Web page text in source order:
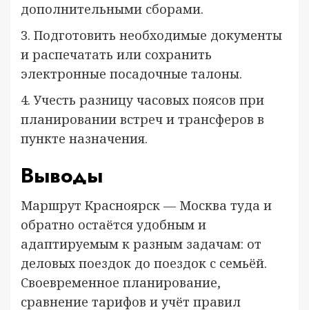
дополнительными сборами.
3. Подготовить необходимые документы
и распечатать или сохранить
электронные посадочные талоны.
4. Учесть разницу часовых поясов при
планировании встреч и трансферов в
пункте назначения.
Выводы
Маршрут Красноярск — Москва туда и
обратно остаётся удобным и
адаптируемым к разным задачам: от
деловых поездок до поездок с семьёй.
Своевременное планирование,
сравнение тарифов и учёт правил